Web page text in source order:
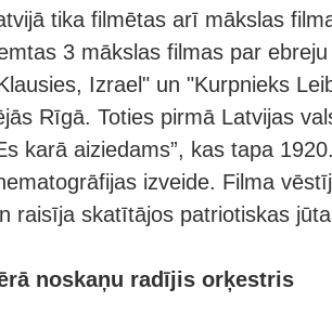
tika filmētas arī mākslas
3 mākslas filmas par
Izrael" un "Kurpnieks
Rīgā. Toties pirmā Latvijas
karā aiziedams”, kas tapa
izveide. Filma
raisīja skatītājos patriotiskas
noskaņu radījis orķestris